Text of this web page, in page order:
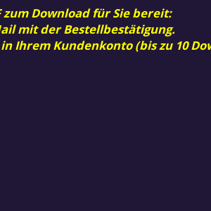
Download für Sie bereit:
mit der Bestellbestätigung.
Ihrem Kundenkonto (bis zu 10